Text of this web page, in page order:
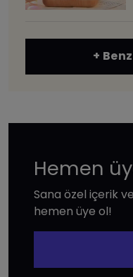
+
Hemen
Sana özel içerik
hemen üye ol!